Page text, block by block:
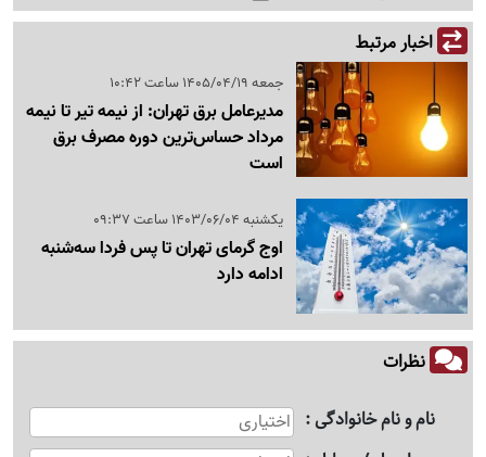
اخبار مرتبط
جمعه 1405/04/19 ساعت 10:42
مدیرعامل برق تهران: از نیمه تیر تا نیمه
مرداد حساس‌ترین دوره مصرف برق
است
یکشنبه 1403/06/04 ساعت 09:37
اوج گرمای تهران تا پس فردا سه‌شنبه
ادامه دارد
نظرات
نام و نام خانوادگی